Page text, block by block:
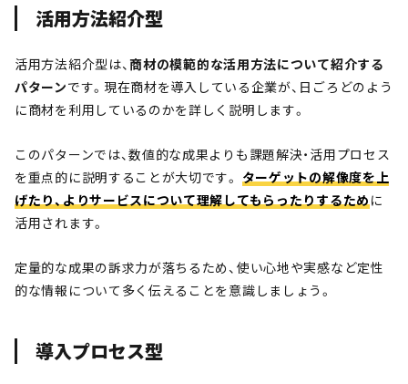
活用方法紹介型
活用方法紹介型は、商材の模範的な活用方法について紹介する
パターンです。現在商材を導入している企業が、日ごろどのよう
に商材を利用しているのかを詳しく説明します。
このパターンでは、数値的な成果よりも課題解決・活用プロセス
を重点的に説明することが大切です。 ターゲットの解像度を上
げたり、よりサービスについて理解してもらったりするために
活用されます。
定量的な成果の訴求力が落ちるため、使い心地や実感など定性
的な情報について多く伝えることを意識しましょう。
導入プロセス型